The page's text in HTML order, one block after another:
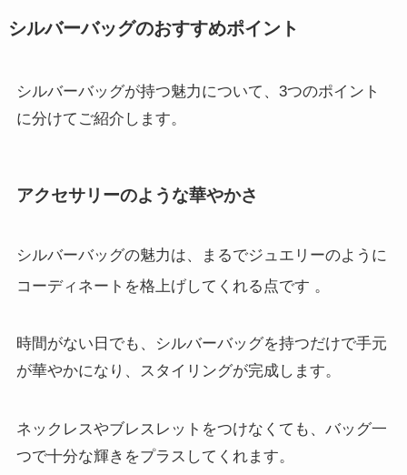
シルバーバッグのおすすめポイント
シルバーバッグが持つ魅力について、3つのポイント
に分けてご紹介します。
アクセサリーのような華やかさ
シルバーバッグの魅力は、まるでジュエリーのように
コーディネートを格上げしてくれる点です 。
時間がない日でも、シルバーバッグを持つだけで手元
が華やかになり、スタイリングが完成します。
ネックレスやブレスレットをつけなくても、バッグ一
つで十分な輝きをプラスしてくれます。